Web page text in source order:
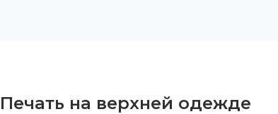
Печать на верхней одежде